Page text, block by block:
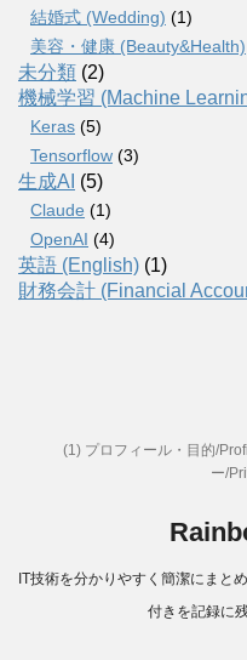
結婚式 (Wedding) (1)
美容・健康 (Beauty&Health)
未分類 (2)
機械学習 (Machine
Keras (5)
Tensorflow (3)
生成AI (5)
Claude (1)
OpenAI (4)
英語 (English) (1)
財務会計 (Financial
(1) プロフィール・目的/
ー/
IT技術を分かりやすく簡潔にまと
付きを記録に